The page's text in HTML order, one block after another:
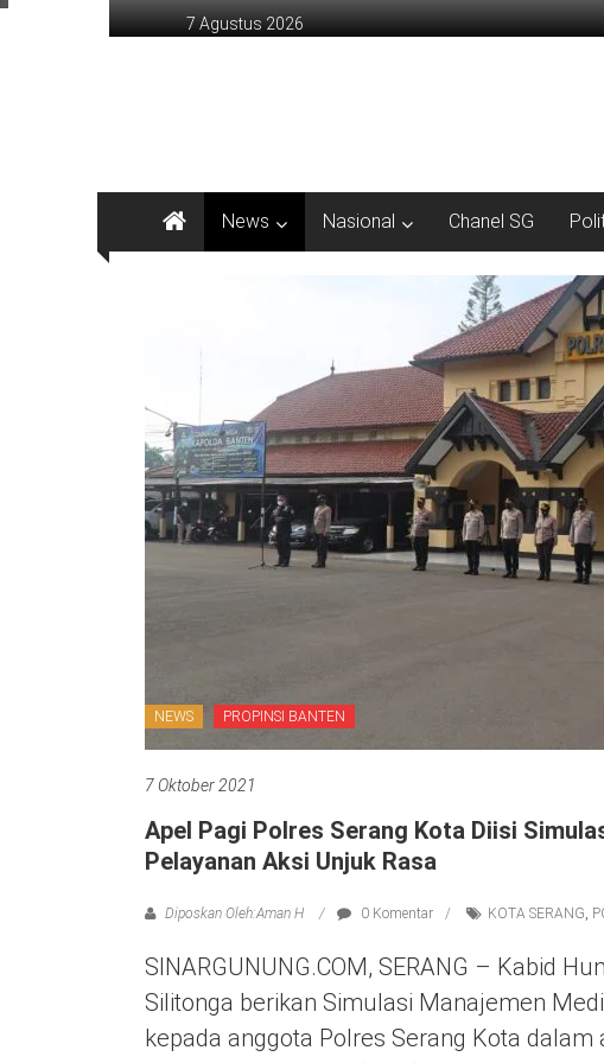
ke
7 Agustus 2026
News Nasional Chanel SG
NEWS PROPINSI BANTEN
7 Oktober 2021
Apel Pagi Polres Serang Kota Diisi
Pelayanan Aksi Unjuk Rasa
Diposkan Oleh:Aman H 0 Komentar KOTA SERANG,
SINARGUNUNG.COM, SERANG – Kabid
Silitonga berikan Simulasi Manajemen
kepada anggota Polres Serang Kota